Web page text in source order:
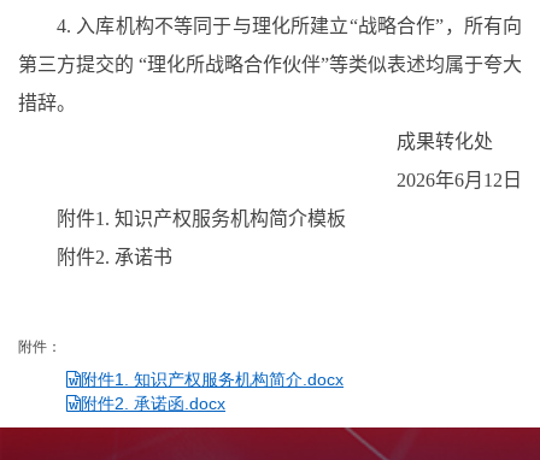
4. 入库机构不等同于与理化所建立“战略合作”，所有向
第三方提交的 “理化所战略合作伙伴”等类似表述均属于夸大
措辞。
成果转化处
2026年6月 12 日
附件1. 知识产权服务机构简介模板
附件2. 承诺书
附件：
附件1. 知识产权服务机构简介.docx
附件2. 承诺函.docx